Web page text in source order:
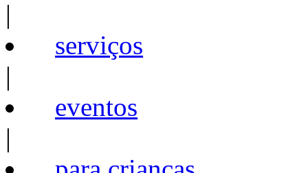
|
serviços
|
eventos
|